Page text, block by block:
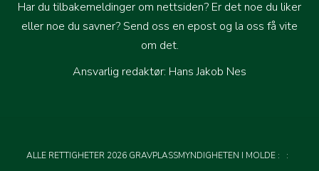
Har du tilbakemeldinger om nettsiden? Er det noe du liker
eller noe du savner? Send oss en epost og la oss få vite
om det.
Ansvarlig redaktør: Hans Jakob Nes
ALLE RETTIGHETER 2026 GRAVPLASSMYNDIGHETEN I MOLDE : :